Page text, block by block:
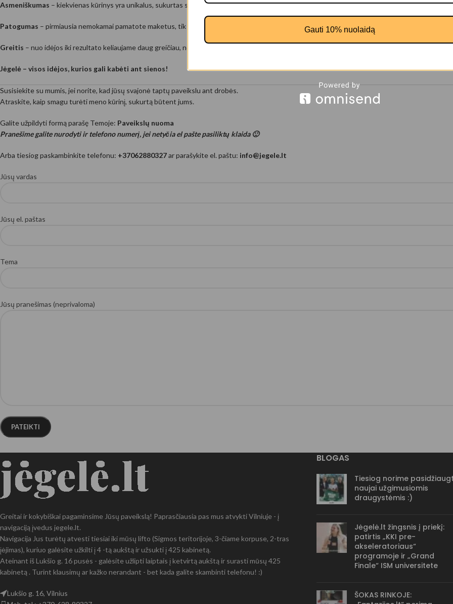
Asmeniškumas – kiekvienas kūrinys yra unikalus, sukurtas specialiai jums.
Patogumas – pirmiausia nemokamai pamatote maketus, tik tada užsakote gamybą.
Greitis – nuo idėjos iki rezultato keliaujame daug greičiau, nei manote.
Jėgelė – visos idėjos, kurios gali kabėti ant sienos!
Susisiekite su mumis, jei norite, kad jūsų svajonė taptų paveikslu ant drobės.
Atraskite, kaip smagu turėti meno kūrinį, sukurtą būtent jums.
Galite užpildyti formą parašę Temoje: Paveikslų nuoma
Pranešime galite nurodyti ir telefono numerį, jei netyčia el pašte pasiliktų klaida 🙂
Arba tiesiog paskambinkite telefonu: +37062880327ar parašykite el. paštu: info@jegele.lt
Jūsų vardas
Jūsų el. paštas
Tema
Jūsų pranešimas (neprivaloma)
Greitai ir kokybiškai pagaminsime Jūsų paveikslą! Paprasčiausia pas mus atvykti Vilniuje - į
navigaciją įvedus jegele.lt.
Navigacija Jus turėtų atvesti tiesiai iki mūsų lifto (Sigmos teritorijoje, 3-čiame korpuse, 2-tras
įėjimas), kuriuo galėsite užkilti į 4 -tą aukštą ir užsukti į 425 kabinetą.
Ateinant iš Lukšio g. 16 pusės - galėsite užlipti laiptais į ketvirtą aukštą ir surasti mūsų 425
kabinetą . Turint klausimų ar kažko nerandant - bet kada galite skambinti telefonu! :)
Lukšio g. 16, Vilnius
BLOGAS
Tiesiog norime
naujai užgimusiomis
draugystėmis :)
Jėgelė.lt žingsnis į priekį:
patirtis „KKI pre-
akseleratoriaus“
programoje ir „Grand
Finale“ ISM universitete
ŠOKAS RINKOJE:
Gauti 10% nuolaidą